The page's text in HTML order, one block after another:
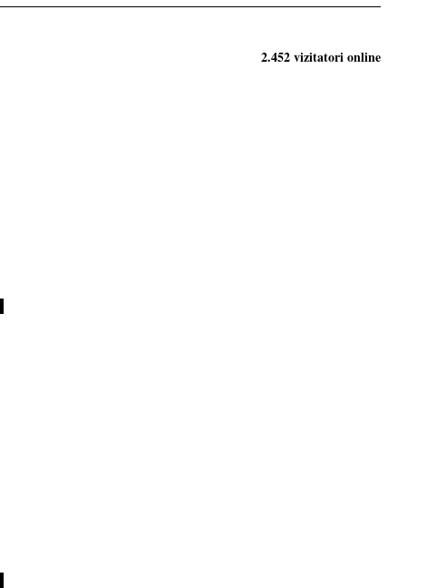
2.452 vizitatori online